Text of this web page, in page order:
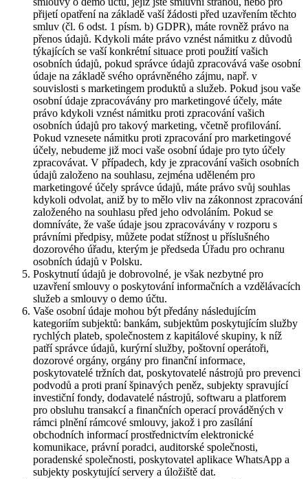
přijetí opatření na základě vaší žádosti před uzavřením těchto
smluv (čl. 6 odst. 1 písm. b) GDPR), máte rovněž právo na
přenos údajů. Kdykoli máte právo vznést námitku z důvodů
týkajících se vaší konkrétní situace proti použití vašich
osobních údajů, pokud správce údajů zpracovává vaše osobní
údaje na základě svého oprávněného zájmu, např. v
souvislosti s marketingem produktů a služeb. Pokud jsou vaše
osobní údaje zpracovávány pro marketingové účely, máte
právo kdykoli vznést námitku proti zpracování vašich
osobních údajů pro takový marketing, včetně profilování.
Pokud vznesete námitku proti zpracování pro marketingové
účely, nebudeme již moci vaše osobní údaje pro tyto účely
zpracovávat. V případech, kdy je zpracování vašich osobních
údajů založeno na souhlasu, zejména uděleném pro
marketingové účely správce údajů, máte právo svůj souhlas
kdykoli odvolat, aniž by to mělo vliv na zákonnost zpracování
založeného na souhlasu před jeho odvoláním. Pokud se
domníváte, že vaše údaje jsou zpracovávány v rozporu s
právními předpisy, můžete podat stížnost u příslušného
dozorového úřadu, kterým je předseda Úřadu pro ochranu
osobních údajů v Polsku.
Poskytnutí údajů je dobrovolné, je však nezbytné pro
uzavření smlouvy o poskytování informačních a vzdělávacích
služeb a smlouvy o demo účtu.
Vaše osobní údaje mohou být předány následujícím
kategoriím subjektů: bankám, subjektům poskytujícím služby
rychlých plateb, společnostem z kapitálové skupiny, k níž
patří správce údajů, kurýrní služby, poštovní operátoři,
dozorové orgány, orgány pro finanční informace,
poskytovatelé tržních dat, poskytovatelé nástrojů pro prevenci
podvodů a proti praní špinavých peněz, subjekty spravující
investiční fondy, dodavatelé nástrojů, softwaru a platforem
pro obsluhu transakcí a finančních operací prováděných v
rámci plnění rámcové smlouvy, jakož i pro zasílání
obchodních informací prostřednictvím elektronické
komunikace, právní poradci, auditorské společnosti,
poradenské společnosti, poskytovatel aplikace WhatsApp a
subjekty poskytující servery a úložiště dat.